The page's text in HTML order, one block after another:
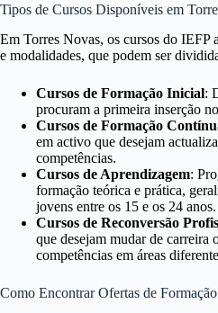
Tipos de Cursos Disponíveis em
Em Torres Novas, os cursos do IEFP
e modalidades, que podem ser
Cursos de Formação Inicial:
procuram a primeira inserção
Cursos de Formação
em activo que desejam
competências.
Cursos de Aprendizagem:
formação teórica e prática,
jovens entre os 15 e os 24 anos.
Cursos de Reconversão
que desejam mudar de carreira
competências em áreas
Como Encontrar Ofertas de Formação